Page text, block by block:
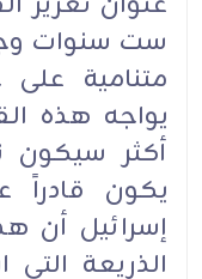
ست سنوات
متنامية على
يواجه هذه
أكثر سيكون
يكون
إسرائيل أن
الذريعة